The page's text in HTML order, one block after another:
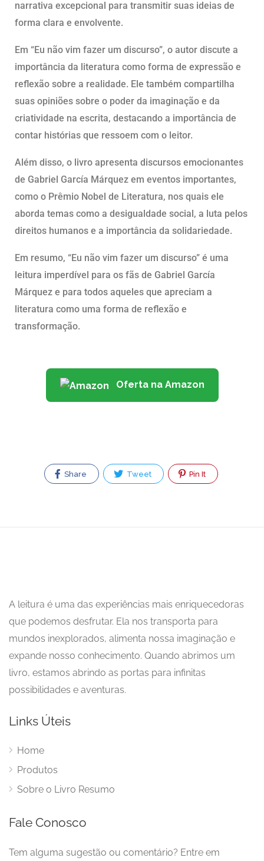
narrativa excepcional para transmitir suas ideias de
forma clara e envolvente.
Em “Eu não vim fazer um discurso”, o autor discute a
importância da literatura como forma de expressão e
reflexão sobre a realidade. Ele também compartilha
suas opiniões sobre o poder da imaginação e da
criatividade na escrita, destacando a importância de
contar histórias que ressoem com o leitor.
Além disso, o livro apresenta discursos emocionantes
de Gabriel García Márquez em eventos importantes,
como o Prêmio Nobel de Literatura, nos quais ele
aborda temas como a desigualdade social, a luta pelos
direitos humanos e a importância da solidariedade.
Em resumo, “Eu não vim fazer um discurso” é uma
leitura imperdível para os fãs de Gabriel García
Márquez e para todos aqueles que apreciam a
literatura como uma forma de reflexão e
transformação.
Oferta na Amazon
Share Tweet Pin It
A leitura é uma das experiências mais enriquecedoras
que podemos desfrutar. Ela nos transporta para
mundos inexplorados, alimenta nossa imaginação e
expande nosso conhecimento. Quando abrimos um
livro, estamos abrindo as portas para infinitas
possibilidades e aventuras.
Links Úteis
Home
Produtos
Sobre o Livro Resumo
Fale Conosco
Tem alguma sugestão ou comentário? Entre em